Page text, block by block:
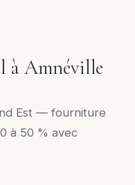
à Amnéville
Est — fourniture
à 50 % avec